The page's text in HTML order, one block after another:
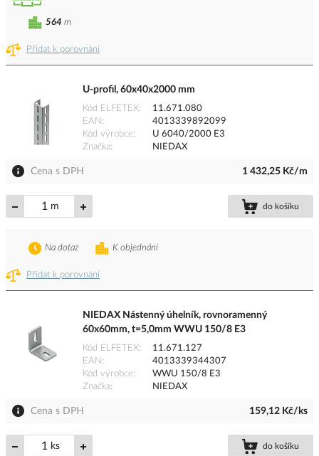
Přidat k porovnání
564 m
U-profil, 60x40x2000 mm
Kód ELFETEX
11.671.080
EAN
4013339892099
Kód výrobce
U 6040/2000 E3
Značka
NIEDAX
Cena s DPH 1 432,25 Kč/m
m do košíku
Přidat k porovnání
K objednání
Na dotaz
NIEDAX Nástenný úhelník, rovnoramenný
60x60mm, t=5,0mm WWU 150/8 E3
Kód ELFETEX
11.671.127
EAN
4013339344307
Kód výrobce
WWU 150/8 E3
Značka
NIEDAX
Cena s DPH 159,12 Kč/ks
ks do košíku